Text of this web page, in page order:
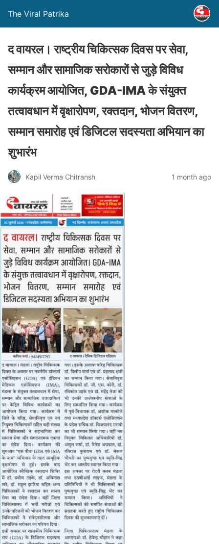
The Viral Patrika
द वायरल। राष्ट्रीय चिकित्सक दिवस पर सेवा,
सम्मान और सामाजिक सरोकारों से जुड़े विविध
कार्यक्रम आयोजित, GDA-IMA के संयुक्त
तत्वावधान में वृक्षारोपण, रक्तदान, भोजन वितरण,
सम्मान समारोह एवं डिजिटल सदस्यता अभियान का
शुभारंभ
Kapil Verma Chitransh 1 month ago